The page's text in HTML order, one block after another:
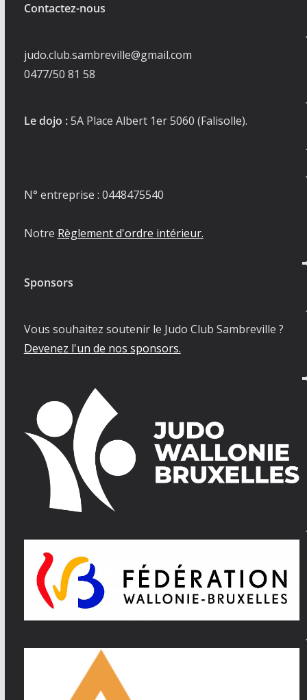
Contactez-nous
judo.club.sambreville@gmail.com
0477/50 81 58
Le dojo :5A Place Albert 1er 5060 (Falisolle).
N° entreprise : 0448475540
Notre Règlement d'ordre intérieur.
Sponsors
Vous souhaitez soutenir le Judo Club Sambreville ?
Devenez l'un de nos sponsors.